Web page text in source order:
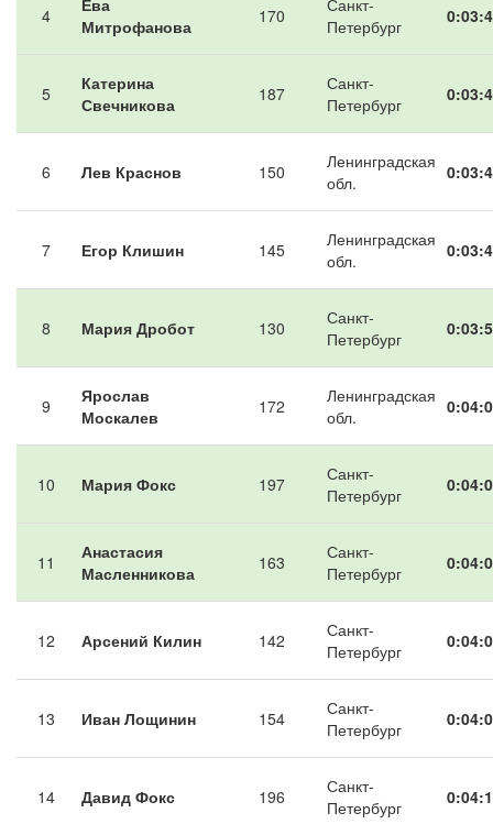
4
Ева
Митрофанова
170
Санкт-
Петербург
5
Катерина
Свечникова
187
Санкт-
Петербург
6 Лев Краснов 150
Ленинградская
обл.
7 Егор Клишин 145
Ленинградская
обл.
8 Мария Дробот 130
Санкт-
Петербург
9
Ярослав
Москалев
172
Ленинградская
обл.
10 Мария Фокс 197
Санкт-
Петербург
11
Анастасия
Масленникова
163
Санкт-
Петербург
12 Арсений Килин 142
Санкт-
Петербург
13 Иван Лощинин 154
Санкт-
Петербург
14 Давид Фокс 196
Санкт-
Петербург